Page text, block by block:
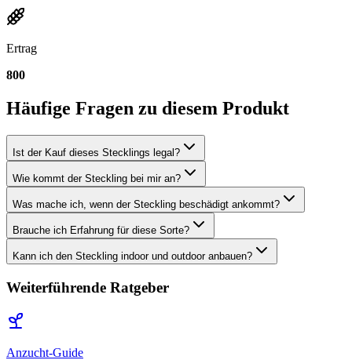
Ertrag
800
Häufige Fragen zu diesem Produkt
Ist der Kauf dieses Stecklings legal?
Wie kommt der Steckling bei mir an?
Was mache ich, wenn der Steckling beschädigt ankommt?
Brauche ich Erfahrung für diese Sorte?
Kann ich den Steckling indoor und outdoor anbauen?
Weiterführende Ratgeber
Anzucht-Guide